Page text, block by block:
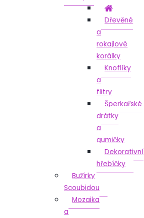
Dřevěné
a
rokajlové
korálky
Knoflíky
a
flitry
Šperkařské
drátky
a
gumičky
Dekorativní
hřebíčky
Bužírky
Scoubidou
Mozaika
a